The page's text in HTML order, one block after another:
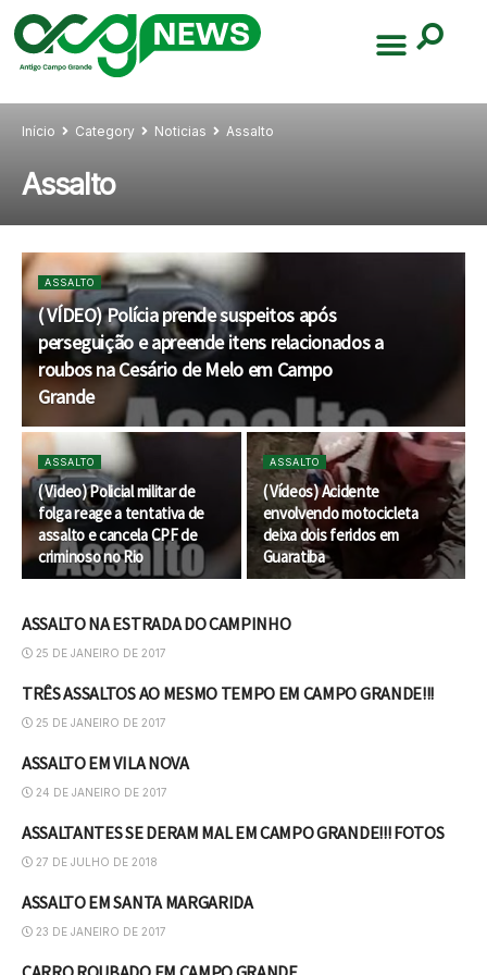
Início Category Noticias Assalto
Assalto
ASSALTO
( VÍDEO) Polícia prende suspeitos após
perseguição e apreende itens relacionados a
roubos na Cesário de Melo em Campo
Grande
ASSALTO
( Video) Policial militar de
folga reage a tentativa de
assalto e cancela CPF de
criminoso no Rio
ASSALTO
( Vídeos) Acidente
envolvendo motocicleta
deixa dois feridos em
Guaratiba
ASSALTO
ASSALTO NA ESTRADA DO CAMPINHO
25 DE JANEIRO DE 2017
ASSALTO
TRÊS ASSALTOS AO MESMO TEMPO EM CAMPO GRANDE!!!
25 DE JANEIRO DE 2017
ASSALTO
ASSALTO EM VILA NOVA
24 DE JANEIRO DE 2017
ASSALTO
ASSALTANTES SE DERAM MAL EM CAMPO GRANDE!!! FOTOS
27 DE JULHO DE 2018
ASSALTO
ASSALTO EM SANTA MARGARIDA
23 DE JANEIRO DE 2017